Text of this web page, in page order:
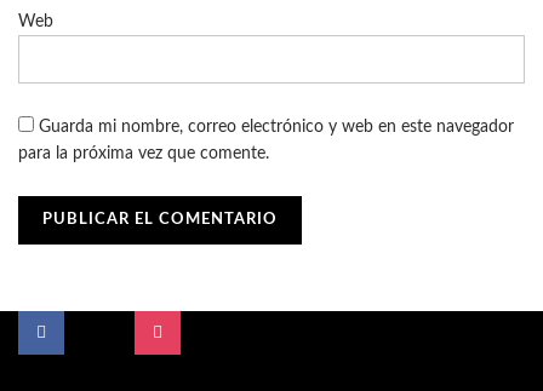
Web
Guarda mi nombre, correo electrónico y web en este navegador
para la próxima vez que comente.